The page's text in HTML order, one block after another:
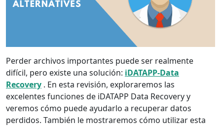
Perder archivos importantes puede ser realmente
difícil, pero existe una solución: iDATAPP-Data
Recovery . En esta revisión, exploraremos las
excelentes funciones de iDATAPP Data Recovery y
veremos cómo puede ayudarlo a recuperar datos
perdidos. También le mostraremos cómo utilizar esta